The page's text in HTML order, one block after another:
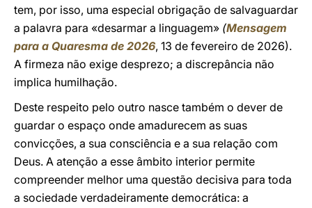
tem, por isso, uma especial obrigação de salvaguardar
a palavra para «desarmar a linguagem» (Mensagem
para a Quaresma de 2026, 13 de fevereiro de 2026).
A firmeza não exige desprezo; a discrepância não
implica humilhação.
Deste respeito pelo outro nasce também o dever de
guardar o espaço onde amadurecem as suas
convicções, a sua consciência e a sua relação com
Deus. A atenção a esse âmbito interior permite
compreender melhor uma questão decisiva para toda
a sociedade verdadeiramente democrática: a